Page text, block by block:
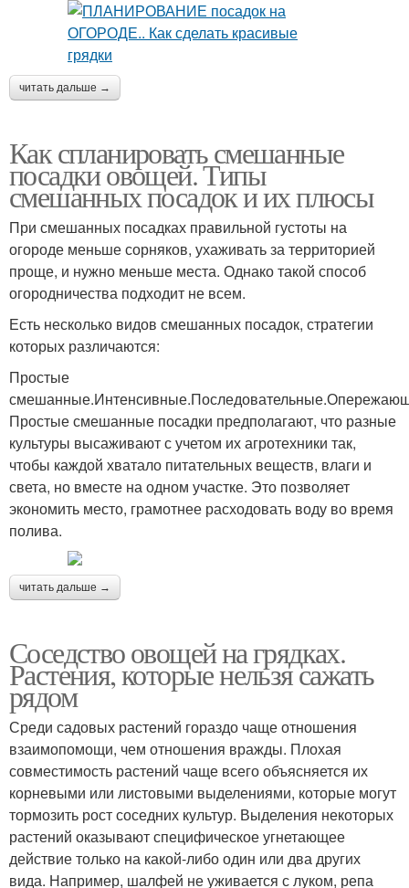
читать дальше →
Как спланировать смешанные
посадки овощей. Типы
смешанных посадок и их плюсы
При смешанных посадках правильной густоты на
огороде меньше сорняков, ухаживать за территорией
проще, и нужно меньше места. Однако такой способ
огородничества подходит не всем.
Есть несколько видов смешанных посадок, стратегии
которых различаются:
Простые
Простые смешанные посадки предполагают, что разные
культуры высаживают с учетом их агротехники так,
чтобы каждой хватало питательных веществ, влаги и
света, но вместе на одном участке. Это позволяет
экономить место, грамотнее расходовать воду во время
полива.
читать дальше →
Соседство овощей на грядках.
Растения, которые нельзя сажать
рядом
Среди садовых растений гораздо чаще отношения
взаимопомощи, чем отношения вражды. Плохая
совместимость растений чаще всего объясняется их
корневыми или листовыми выделениями, которые могут
тормозить рост соседних культур. Выделения некоторых
растений оказывают специфическое угнетающее
действие только на какой-либо один или два других
вида. Например, шалфей не уживается с луком, репа